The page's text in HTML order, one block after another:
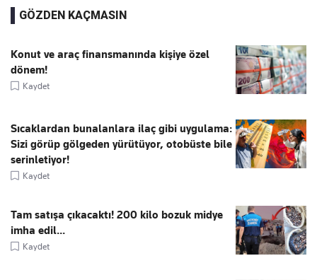
GÖZDEN KAÇMASIN
Konut ve araç finansmanında kişiye özel
dönem!
Kaydet
Sıcaklardan bunalanlara ilaç gibi uygulama:
Sizi görüp gölgeden yürütüyor, otobüste bile
serinletiyor!
Kaydet
Tam satışa çıkacaktı! 200 kilo bozuk midye
imha edil...
Kaydet